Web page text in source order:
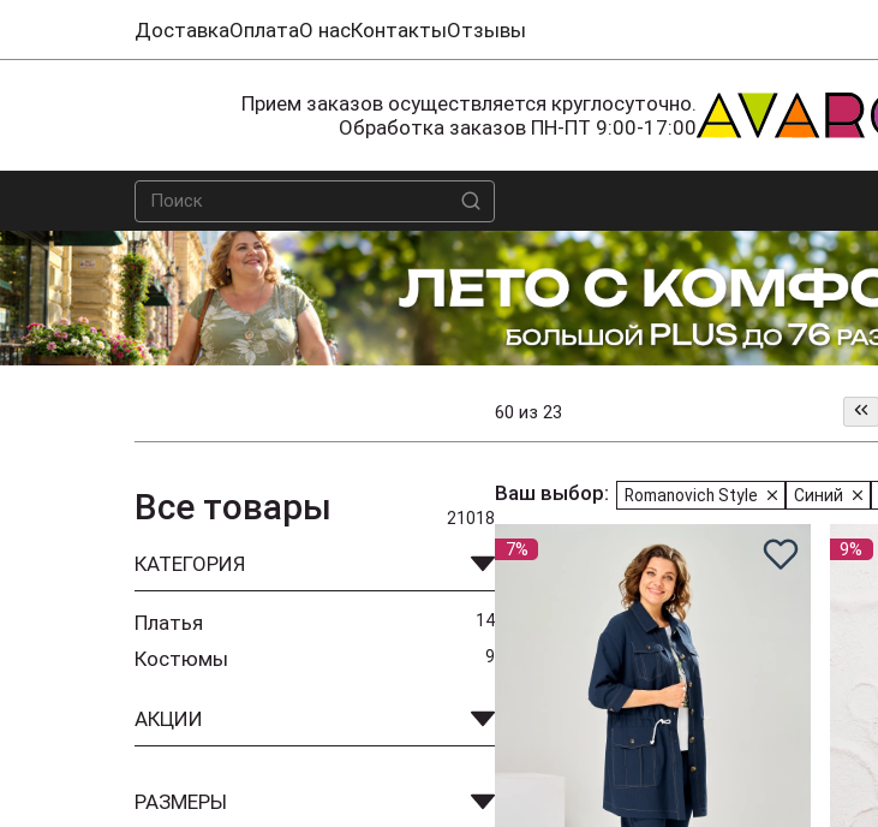
ДоставкаОплатаО насКонтактыОтзывы
Прием заказов осуществляется круглосуточно.
Обработка заказов ПН-ПТ 9:00-17:00
60 из 23
Все товары 21018
КАТЕГОРИЯ
Платья 14
Костюмы 9
АКЦИИ
РАЗМЕРЫ
Ваш выбор: Romanovich Style Синий
7% 9%